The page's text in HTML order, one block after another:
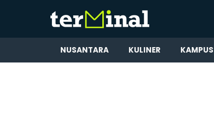
NUSANTARA KULINER KAMPUS